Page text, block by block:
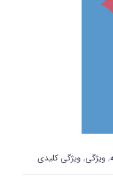
, ویژگی, ویژگی کلیدی